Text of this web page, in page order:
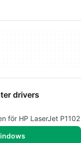
drivers
för HP LaserJet P1102